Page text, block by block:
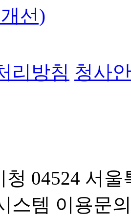
선)
리방침 청사
04524 서
스템 이용문